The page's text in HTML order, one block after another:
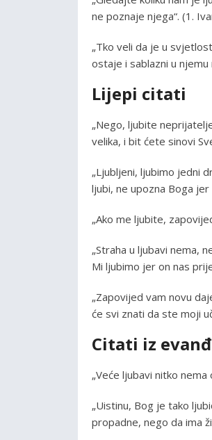
ne poznaje njega“. (1.
„Tko veli da je u
ostaje i sablazni u njemu
Lijepi citati
„Nego, ljubite
velika, i bit ćete sinovi
„Ljubljeni, ljubimo jedni
ljubi, ne upozna Boga
„Ako me ljubite,
„Straha u ljubavi nema,
Mi ljubimo jer on nas
„Zapovijed vam novu
će svi znati da ste moji
Citati iz
„Veće ljubavi nitko
„Uistinu, Bog je tako
propadne, nego da ima